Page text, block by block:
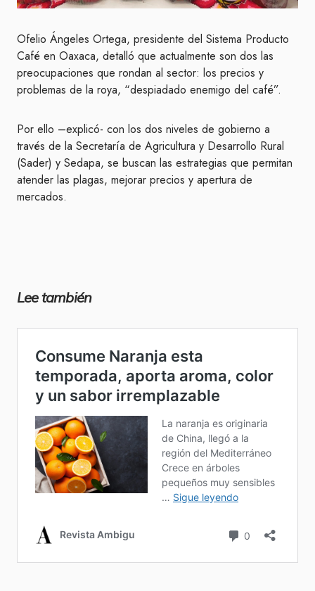
Ofelio Ángeles Ortega, presidente del Sistema Producto
Café en Oaxaca, detalló que actualmente son dos las
preocupaciones que rondan al sector: los precios y
problemas de la roya, “despiadado enemigo del café”.
Por ello –explicó- con los dos niveles de gobierno a
través de la Secretaría de Agricultura y Desarrollo Rural
(Sader) y Sedapa, se buscan las estrategias que permitan
atender las plagas, mejorar precios y apertura de
mercados.
Lee también